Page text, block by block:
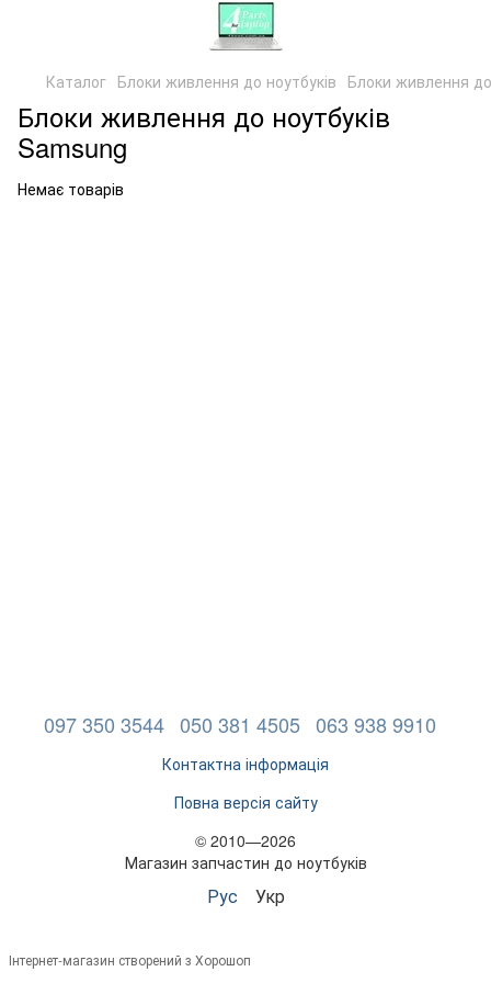
Каталог Блоки живлення до ноутбуків Блоки живлення
Блоки живлення до ноутбуків
Samsung
Немає товарів
097 350 3544 050 381 4505 063 938 9910
Контактна інформація
Повна версія сайту
© 2010—2026
Магазин запчастин до ноутбуків
Рус Укр
Інтернет-магазин створений з Хорошоп